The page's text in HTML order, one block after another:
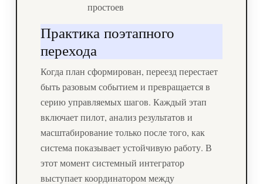
простоев
Практика поэтапного
перехода
Когда план сформирован, переезд перестает
быть разовым событием и превращается в
серию управляемых шагов. Каждый этап
включает пилот, анализ результатов и
масштабирование только после того, как
система показывает устойчивую работу. В
этот момент системный интегратор
выступает координатором между